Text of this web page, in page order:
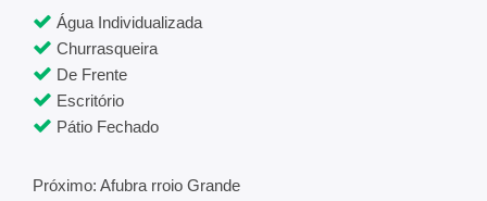
Água Individualizada
Churrasqueira
De Frente
Escritório
Pátio Fechado
Próximo: Afubra rroio Grande